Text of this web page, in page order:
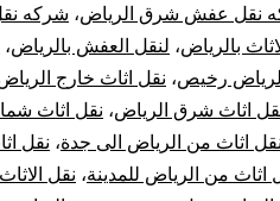
نقل عفش شرق الرياض، شركه
بالرياض، لنقل العفش بالرياض،
رخيص، نقل اثاث خارج
اثاث شرق الرياض، نقل اثاث
نقل اثاث من الرياض الى جدة، نقل
اثاث من الرياض للمدينة، نقل الاثاث